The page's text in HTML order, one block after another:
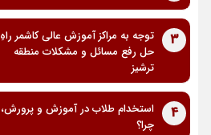
3
توجه به مراکز آموزش عالی کاشمر راهِ
حل رفع مسائل و مشکلات منطقه
ترشیز
4
استخدام طلاب در آموزش و پرورش،
چرا؟